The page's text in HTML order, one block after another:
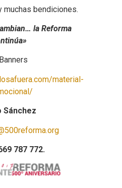
muchas bendiciones.
la Reforma
material-
Sánchez
787 772.